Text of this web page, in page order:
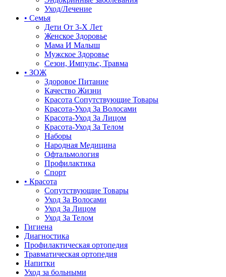
Уход/Лечение
• Семья
Дети От 3-Х Лет
Женское Здоровье
Мама И Малыш
Мужское Здоровье
Сезон, Импульс, Травма
• ЗОЖ
Здоровое Питание
Качество Жизни
Красота Сопутствующие Товары
Красота-Уход За Волосами
Красота-Уход За Лицом
Красота-Уход За Телом
Наборы
Народная Медицина
Офтальмология
Профилактика
Спорт
• Красота
Сопутствующие Товары
Уход За Волосами
Уход За Лицом
Уход За Телом
Гигиена
Диагностика
Профилактическая ортопедия
Травматическая ортопедия
Напитки
Уход за больными